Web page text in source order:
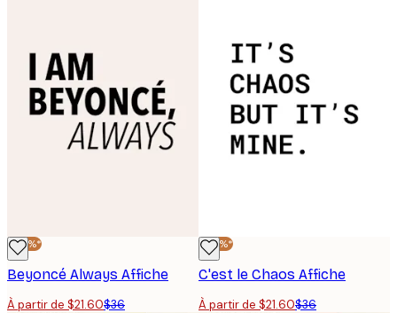
-40%*
Beyoncé Always Affiche
À partir de $21.60$36
-40%*
C'est le Chaos Affiche
À partir de $21.60$36